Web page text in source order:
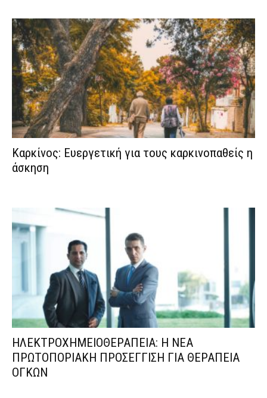
Καρκίνος: Ευεργετική για τους καρκινοπαθείς η
άσκηση
ΗΛΕΚΤΡΟΧΗΜΕΙΟΘΕΡΑΠΕΙΑ: Η ΝΕΑ
ΠΡΩΤΟΠΟΡΙΑΚΗ ΠΡΟΣΕΓΓΙΣΗ ΓΙΑ ΘΕΡΑΠΕΙΑ
ΟΓΚΩΝ